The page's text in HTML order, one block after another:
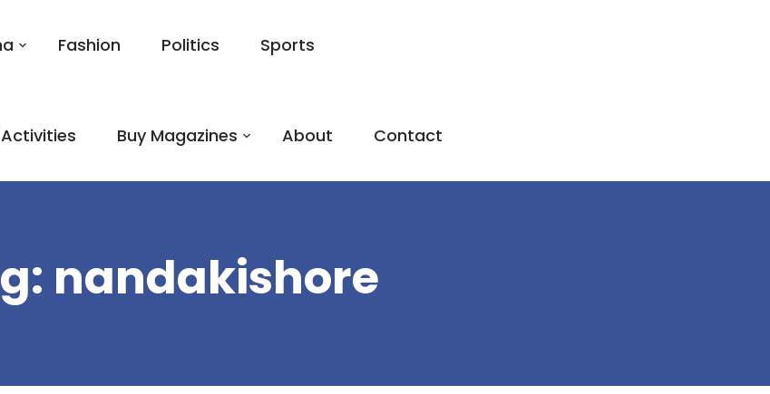
Fashion Politics Sports
Buy Magazines About Contact
nandakishore